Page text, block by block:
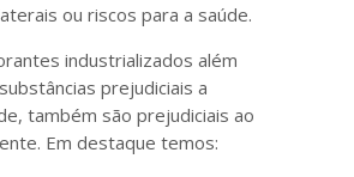
ou riscos para a saúde.
industrializados além
prejudiciais a
também são prejudiciais ao
Em destaque temos: